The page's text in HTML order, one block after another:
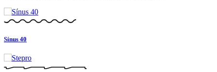
Sínus 40